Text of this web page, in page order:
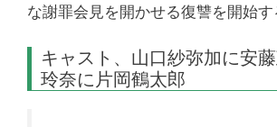
な謝罪会見を開かせる復讐を開始す
キャスト、山口紗弥加に安
玲奈に片岡鶴太郎